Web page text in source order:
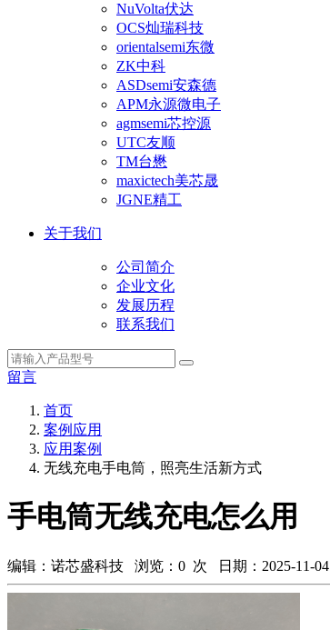
NuVolta伏达
OCS灿瑞科技
orientalsemi东微
ZK中科
ASDsemi安森德
APM永源微电子
agmsemi芯控源
UTC友顺
TM台懋
maxictech美芯晟
JGNE精工
关于我们
公司简介
企业文化
发展历程
联系我们
留言
首页
案例应用
应用案例
无线充电手电筒，照亮生活新方式
手电筒无线充电怎么用
编辑：诺芯盛科技 浏览： 0 次 日期：2025-11-04